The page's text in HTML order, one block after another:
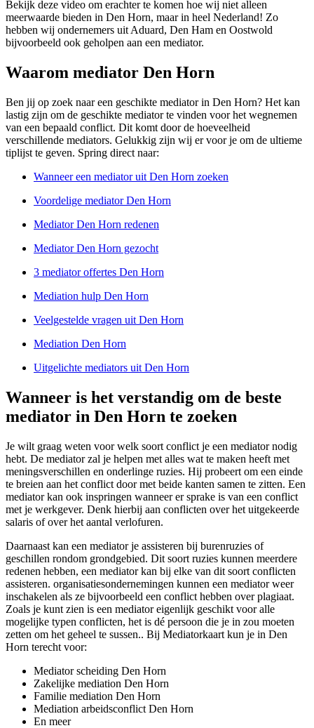
Bekijk deze video om erachter te komen hoe wij niet alleen
meerwaarde bieden in Den Horn, maar in heel Nederland! Zo
hebben wij ondernemers uit Aduard, Den Ham en Oostwold
bijvoorbeeld ook geholpen aan een mediator.
Waarom mediator Den Horn
Ben jij op zoek naar een geschikte mediator in Den Horn? Het kan
lastig zijn om de geschikte mediator te vinden voor het wegnemen
van een bepaald conflict. Dit komt door de hoeveelheid
verschillende mediators. Gelukkig zijn wij er voor je om de ultieme
tiplijst te geven. Spring direct naar:
Wanneer een mediator uit Den Horn zoeken
Voordelige mediator Den Horn
Mediator Den Horn redenen
Mediator Den Horn gezocht
3 mediator offertes Den Horn
Mediation hulp Den Horn
Veelgestelde vragen uit Den Horn
Mediation Den Horn
Uitgelichte mediators uit Den Horn
Wanneer is het verstandig om de beste
mediator in Den Horn te zoeken
Je wilt graag weten voor welk soort conflict je een mediator nodig
hebt. De mediator zal je helpen met alles wat te maken heeft met
meningsverschillen en onderlinge ruzies. Hij probeert om een einde
te breien aan het conflict door met beide kanten samen te zitten. Een
mediator kan ook inspringen wanneer er sprake is van een conflict
met je werkgever. Denk hierbij aan conflicten over het uitgekeerde
salaris of over het aantal verlofuren.
Daarnaast kan een mediator je assisteren bij burenruzies of
geschillen rondom grondgebied. Dit soort ruzies kunnen meerdere
redenen hebben, een mediator kan bij elke van dit soort conflicten
assisteren. organisatiesondernemingen kunnen een mediator weer
inschakelen als ze bijvoorbeeld een conflict hebben over plagiaat.
Zoals je kunt zien is een mediator eigenlijk geschikt voor alle
mogelijke typen conflicten, het is dé persoon die je in zou moeten
zetten om het geheel te sussen.. Bij Mediatorkaart kun je in Den
Horn terecht voor:
Mediator scheiding Den Horn
Zakelijke mediation Den Horn
Familie mediation Den Horn
Mediation arbeidsconflict Den Horn
En meer